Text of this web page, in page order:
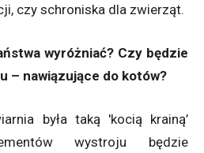
czy schroniska dla zwierząt.
wyróżniać? Czy będzie
– nawiązujące do kotów?
była taką 'kocią krainą’
wystroju będzie